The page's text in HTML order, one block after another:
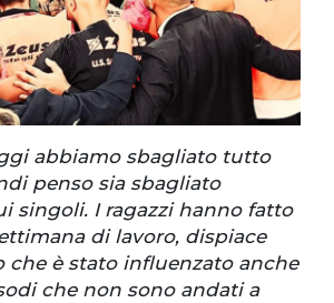
abbiamo sbagliato tutto
penso sia sbagliato
singoli. I ragazzi hanno fatto
di lavoro, dispiace
che è stato influenzato anche
che non sono andati a